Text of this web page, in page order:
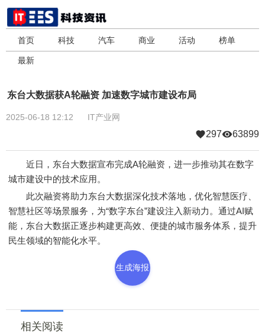
首页 科技 汽车 商业 活动 榜单
最新
东台大数据获A轮融资 加速数字城市建设布局
2025-06-18 12:12 IT产业网
297 63899
近日，东台大数据宣布完成A轮融资，进一步推动其在数字
城市建设中的技术应用。
此次融资将助力东台大数据深化技术落地，优化智慧医疗、
智慧社区等场景服务，为“数字东台”建设注入新动力。通过AI赋
能，东台大数据正逐步构建更高效、便捷的城市服务体系，提升
民生领域的智能化水平。
生成海报
相关阅读